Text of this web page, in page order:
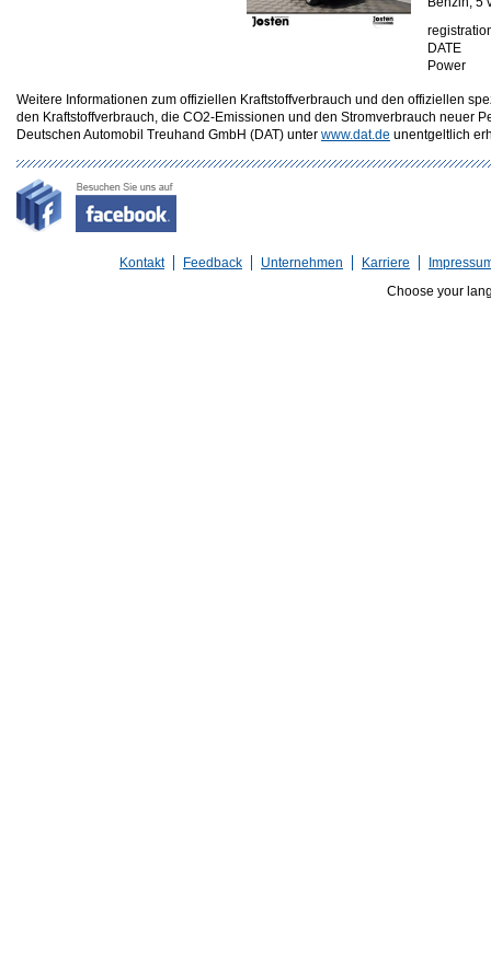
DATE
Power
Weitere Informationen zum offiziellen Kraftstoffverbrauch und den offiziellen
den Kraftstoffverbrauch, die CO2-Emissionen und den Stromverbrauch neuer
Deutschen Automobil Treuhand GmbH (DAT) unter www.dat.de unentgeltlich
Kontakt Feedback Unternehmen Karriere
Choose your